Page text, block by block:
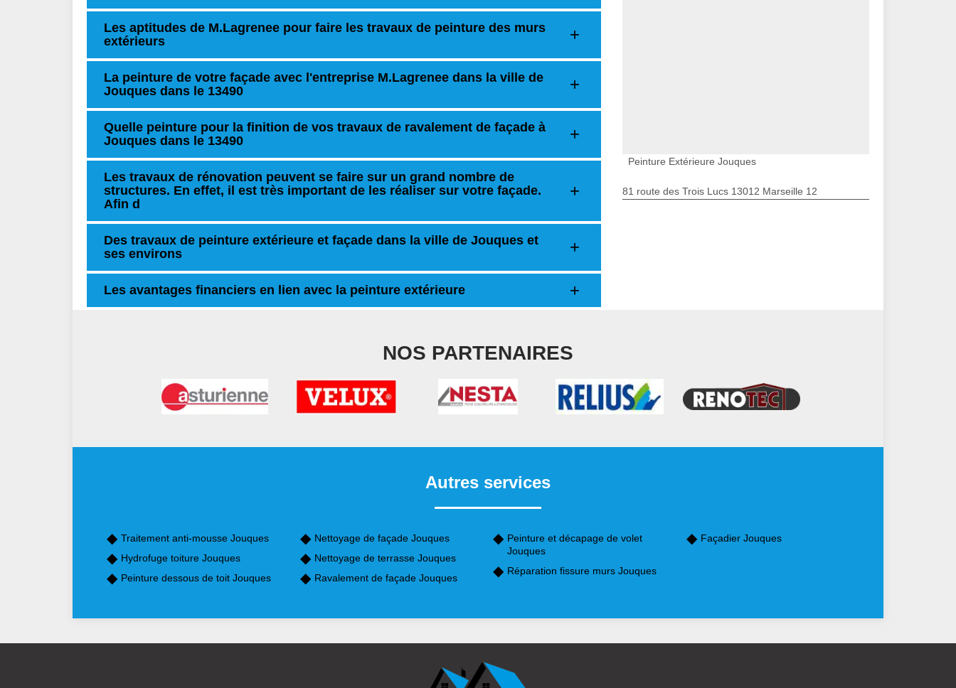
Les aptitudes de M.Lagrenee pour faire les travaux de peinture des murs
extérieurs
La peinture de votre façade avec l'entreprise M.Lagrenee dans la ville de
Jouques dans le 13490
Quelle peinture pour la finition de vos travaux de ravalement de façade à
Jouques dans le 13490
Les travaux de rénovation peuvent se faire sur un grand nombre de
structures. En effet, il est très important de les réaliser sur votre façade.
Afin d
Des travaux de peinture extérieure et façade dans la ville de Jouques et
ses environs
Les avantages financiers en lien avec la peinture extérieure
Peinture Extérieure Jouques
81 route des Trois Lucs 13012 Marseille 12
NOS PARTENAIRES
Autres services
Traitement anti-mousse Jouques
Hydrofuge toiture Jouques
Peinture dessous de toit Jouques
Nettoyage de façade Jouques
Nettoyage de terrasse Jouques
Ravalement de façade Jouques
Peinture et décapage de volet
Jouques
Réparation fissure murs Jouques
Façadier Jouques